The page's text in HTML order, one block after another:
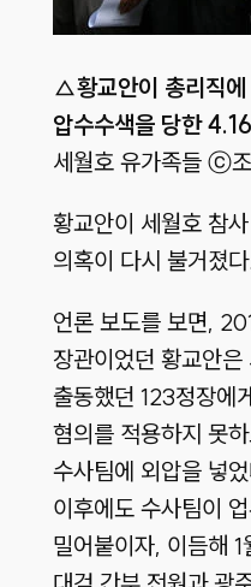
△황교안이 총리직
압수수색을 당한
세월호 유가족들 ⓒ
황교안이 세월호 참
의혹이 다시 불거졌다.
언론 보도를 보면,
장관이었던 황교안
출동했던 123정장에
혐의를 적용하지 못
수사팀에 외압을 넣
이후에도 수사팀이
밀어붙이자, 이듬해